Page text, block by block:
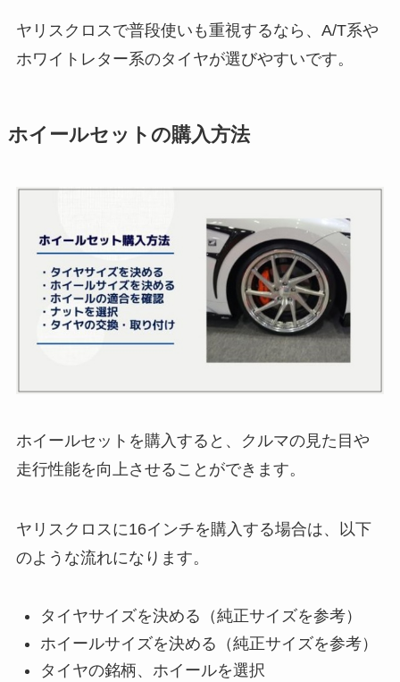
ヤリスクロスで普段使いも重視するなら、A/T系や
ホワイトレター系のタイヤが選びやすいです。
ホイールセットの購入方法
ホイールセットを購入すると、クルマの見た目や
走行性能を向上させることができます。
ヤリスクロスに16インチを購入する場合は、以下
のような流れになります。
タイヤサイズを決める（純正サイズを参考）
ホイールサイズを決める（純正サイズを参考）
タイヤの銘柄、ホイールを選択